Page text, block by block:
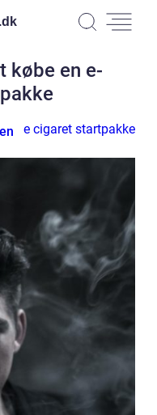
dk
købe en e-
e cigaret startpakke